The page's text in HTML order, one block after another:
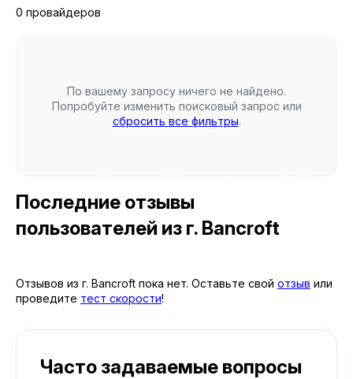
0 провайдеров
По вашему запросу ничего не найдено.
Попробуйте изменить поисковый запрос или
сбросить все фильтры.
Последние отзывы
пользователей из г. Bancroft
Отзывов из г. Bancroft пока нет. Оставьте свой отзыв или
проведите тест скорости!
Часто задаваемые вопросы